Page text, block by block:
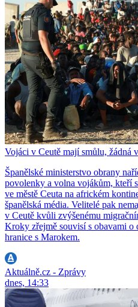
Vojáci v Ceutě mají smůlu, žádná
Španělské ministerstvo obrany
povolenky a volna vojákům, kteří
ve městě Ceuta na africkém
španělská média. Velitelé pak
v Ceutě kvůli zvýšenému
Kroky zřejmě souvisí s obavami o
hranice s Marokem.
Aktuálně.cz - Zprávy
dnes, 14:33